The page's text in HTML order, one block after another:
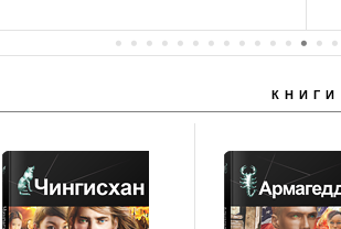
КНИГИ